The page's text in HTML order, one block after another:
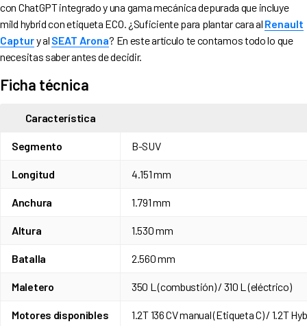
Motores, prestaciones y consumo real
1.2T 136 CV cambio manual 6 velocidades (Etiqueta C)
1.2T Hybrid 136 CV eDCT6 (Etiqueta ECO)
Eléctrico 156 CV batería 54 kWh (Etiqueta 0)
Seguridad y asistentes a la conducción
El Mokka en renting: ¿tiene sentido frente a la compra?
con ChatGPT integrado y una gama mecánica depurada que incluye
mild hybrid con etiqueta ECO. ¿Suficiente para plantar cara al Renault
Captury al SEAT Arona? En este artículo te contamos todo lo que
necesitas saber antes de decidir.
Ficha técnica
Característica
Segmento B-SUV
Longitud 4.151 mm
Anchura 1.791 mm
Altura 1.530 mm
Batalla 2.560 mm
Maletero 350 L (combustión) / 310 L (eléctrico)
Motores disponibles 1.2T 136 CV manual (Etiqueta C) / 1.2T